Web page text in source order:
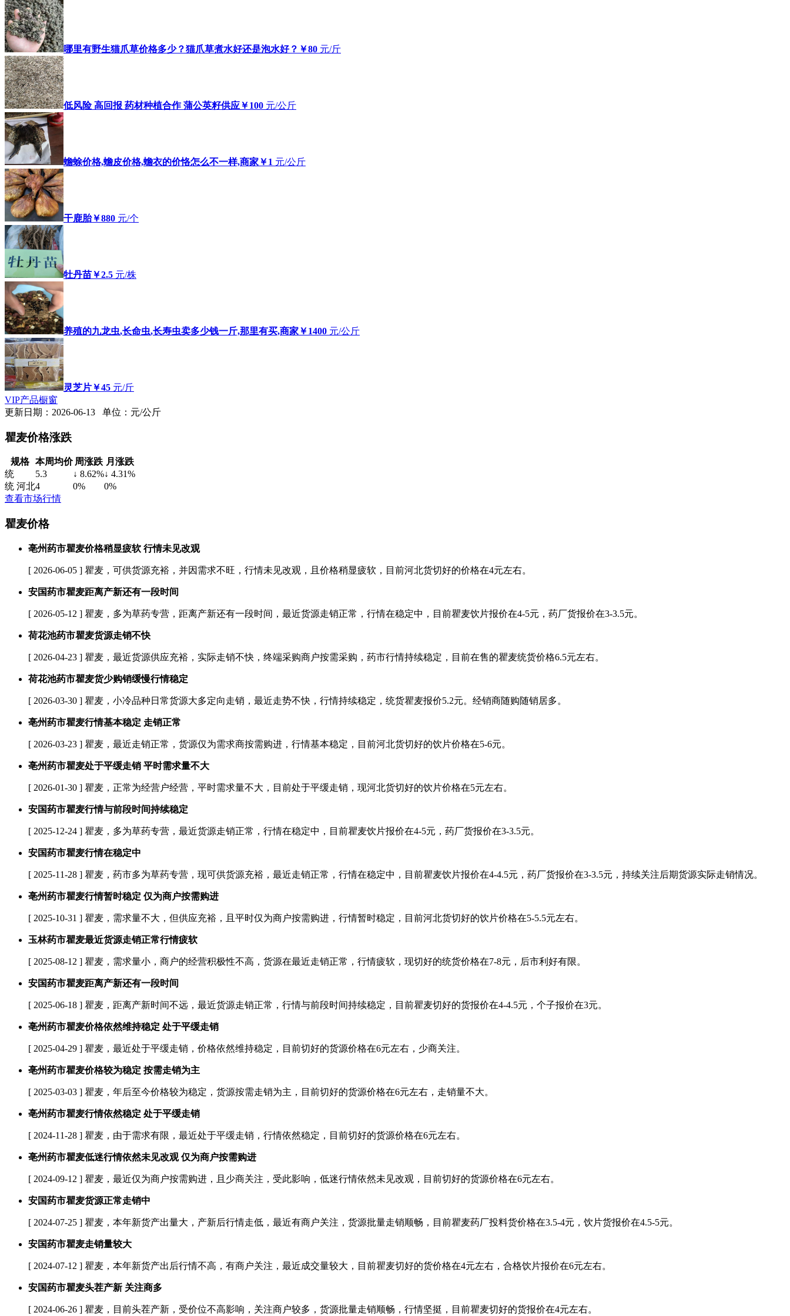
哪里有野生猫爪草价格多少？猫爪草煮水好还是泡水好？ ￥80 元/斤
低风险 高回报 药材种植合作 蒲公英籽供应￥100 元/公斤
蟾蜍价格,蟾皮价格,蟾衣的价恪怎么不一样,商家￥1 元/公斤
干鹿胎￥880 元/个
牡丹苗￥2.5 元/株
养殖的九龙虫,长命虫,长寿虫卖多少钱一斤,那里有买,商家￥1400 元/公斤
灵芝片￥45 元/斤
VIP产品橱窗
更新日期：2026-06-13 单位：元/公斤
瞿麦价格涨跌
规格 本周均价 周涨跌 月涨跌
统
5.3 ↓ 8.62%↓ 4.31%
统 河北4 0%
0%
查看市场行情
瞿麦价格
亳州药市瞿麦价格稍显疲软 行情未见改观
[ 2026-06-05 ] 瞿麦，可供货源充裕，并因需求不旺，行情未见改观，且价格稍显疲软，目前河北货切好的价格在4元左右。
安国药市瞿麦距离产新还有一段时间
[ 2026-05-12 ] 瞿麦，多为草药专营，距离产新还有一段时间，最近货源走销正常，行情在稳定中，目前瞿麦饮片报价在4-5元，药厂货报价在3-3.5元。
荷花池药市瞿麦货源走销不快
[ 2026-04-23 ] 瞿麦，最近货源供应充裕，实际走销不快，终端采购商户按需采购，药市行情持续稳定，目前在售的瞿麦统货价格6.5元左右。
荷花池药市瞿麦货少购销缓慢行情稳定
[ 2026-03-30 ] 瞿麦，小冷品种日常货源大多定向走销，最近走势不快，行情持续稳定，统货瞿麦报价5.2元。经销商随购随销居多。
亳州药市瞿麦行情基本稳定 走销正常
[ 2026-03-23 ] 瞿麦，最近走销正常，货源仅为需求商按需购进，行情基本稳定，目前河北货切好的饮片价格在5-6元。
亳州药市瞿麦处于平缓走销 平时需求量不大
[ 2026-01-30 ] 瞿麦，正常为经营户经营，平时需求量不大，目前处于平缓走销，现河北货切好的饮片价格在5元左右。
安国药市瞿麦行情与前段时间持续稳定
[ 2025-12-24 ] 瞿麦，多为草药专营，最近货源走销正常，行情在稳定中，目前瞿麦饮片报价在4-5元，药厂货报价在3-3.5元。
安国药市瞿麦行情在稳定中
[ 2025-11-28 ] 瞿麦，药市多为草药专营，现可供货源充裕，最近走销正常，行情在稳定中，目前瞿麦饮片报价在4-4.5元，药厂货报价在3-3.5元，持续关注后期货源实际走销情况。
亳州药市瞿麦行情暂时稳定 仅为商户按需购进
[ 2025-10-31 ] 瞿麦，需求量不大，但供应充裕，且平时仅为商户按需购进，行情暂时稳定，目前河北货切好的饮片价格在5-5.5元左右。
玉林药市瞿麦最近货源走销正常行情疲软
[ 2025-08-12 ] 瞿麦，需求量小，商户的经营积极性不高，货源在最近走销正常，行情疲软，现切好的统货价格在7-8元，后市利好有限。
安国药市瞿麦距离产新还有一段时间
[ 2025-06-18 ] 瞿麦，距离产新时间不远，最近货源走销正常，行情与前段时间持续稳定，目前瞿麦切好的货报价在4-4.5元，个子报价在3元。
亳州药市瞿麦价格依然维持稳定 处于平缓走销
[ 2025-04-29 ] 瞿麦，最近处于平缓走销，价格依然维持稳定，目前切好的货源价格在6元左右，少商关注。
亳州药市瞿麦价格较为稳定 按需走销为主
[ 2025-03-03 ] 瞿麦，年后至今价格较为稳定，货源按需走销为主，目前切好的货源价格在6元左右，走销量不大。
亳州药市瞿麦行情依然稳定 处于平缓走销
[ 2024-11-28 ] 瞿麦，由于需求有限，最近处于平缓走销，行情依然稳定，目前切好的货源价格在6元左右。
亳州药市瞿麦低迷行情依然未见改观 仅为商户按需购进
[ 2024-09-12 ] 瞿麦，最近仅为商户按需购进，且少商关注，受此影响，低迷行情依然未见改观，目前切好的货源价格在6元左右。
安国药市瞿麦货源正常走销中
[ 2024-07-25 ] 瞿麦，本年新货产出量大，产新后行情走低，最近有商户关注，货源批量走销顺畅，目前瞿麦药厂投料货价格在3.5-4元，饮片货报价在4.5-5元。
安国药市瞿麦走销量较大
[ 2024-07-12 ] 瞿麦，本年新货产出后行情不高，有商户关注，最近成交量较大，目前瞿麦切好的货价格在4元左右，合格饮片报价在6元左右。
安国药市瞿麦头茬产新 关注商多
[ 2024-06-26 ] 瞿麦，目前头茬产新，受价位不高影响，关注商户较多，货源批量走销顺畅，行情坚挺，目前瞿麦切好的货报价在4元左右。